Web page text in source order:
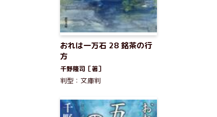
おれは一万石 28 銘茶の行
方
千野隆司［著］
判型：文庫判